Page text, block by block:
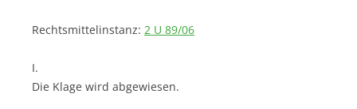
Rechtsmittelinstanz: 2 U 89/06
I.
Die Klage wird abgewiesen.